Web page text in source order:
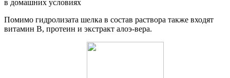
Помимо гидролизата шелка в состав раствора также входят
витамин В, протеин и экстракт алоэ-вера.